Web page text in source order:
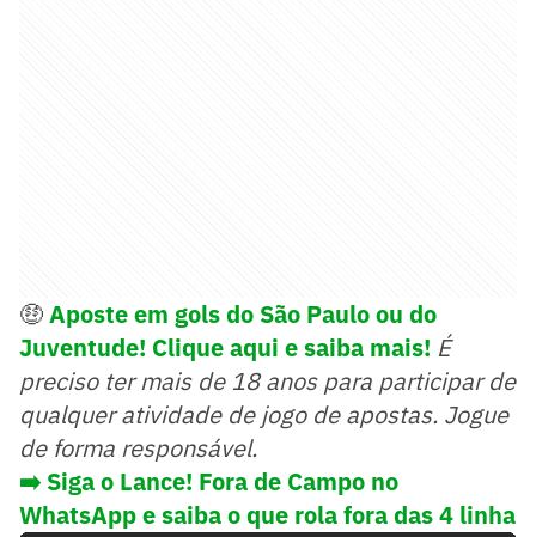
🤑Aposte em gols do São Paulo ou do
Juventude! Clique aqui e saiba mais! É
preciso ter mais de 18 anos para participar de
qualquer atividade de jogo de apostas. Jogue
de forma responsável.
➡️ Siga o Lance! Fora de Campo no
WhatsApp e saiba o que rola fora das 4 linha